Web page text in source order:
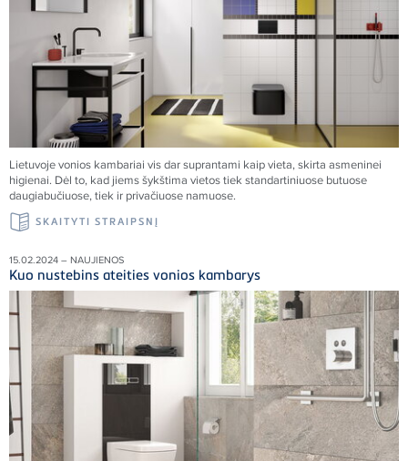
Lietuvoje vonios kambariai vis dar suprantami kaip vieta, skirta asmeninei
higienai. Dėl to, kad jiems šykštima vietos tiek standartiniuose butuose
daugiabučiuose, tiek ir privačiuose namuose.
SKAITYTI STRAIPSNĮ
15.02.2024 – NAUJIENOS
Kuo nustebins ateities vonios kambarys